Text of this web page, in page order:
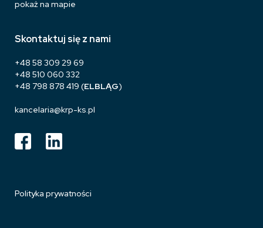
pokaż na mapie
Skontaktuj się z nami
+48 58 309 29 69
+48 510 060 332
+48 798 878 419 (ELBLĄG)
kancelaria@krp-ks.pl
Polityka prywatności